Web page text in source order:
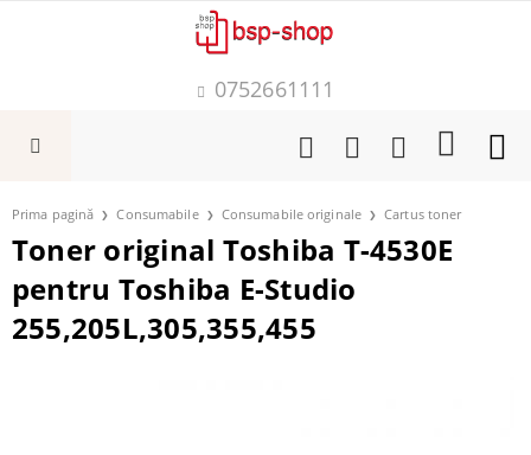
0752661111
Prima pagină Consumabile Consumabile originale Cartus toner
Toner original Toshiba T-4530E
pentru Toshiba E-Studio
255,205L,305,355,455